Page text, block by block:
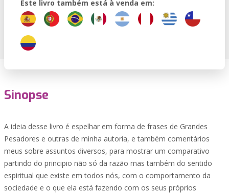
Este livro também está à venda em:
Sinopse
A ideia desse livro é espelhar em forma de frases de Grandes
Pesadores e outras de minha autoria, e também comentários
meus sobre assuntos diversos, para mostrar um comparativo
partindo do principio não só da razão mas também do sentido
espiritual que existe em todos nós, com o comportamento da
sociedade e o que ela está fazendo com os seus próprios